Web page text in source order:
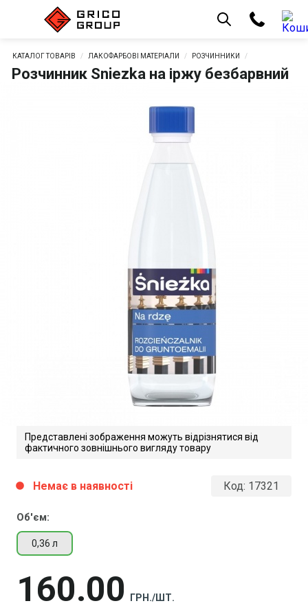
КАТАЛОГ ТОВАРІВ ЛАКОФАРБОВІ МАТЕРІАЛИ РОЗЧИННИКИ
Розчинник Sniezka на іржу безбарвний
Представлені зображення можуть відрізнятися від
фактичного зовнішнього вигляду товару
Код: 17321
Об'єм:
0,36 л
160 00 ГРН./ШТ.
circle Немає в наявності